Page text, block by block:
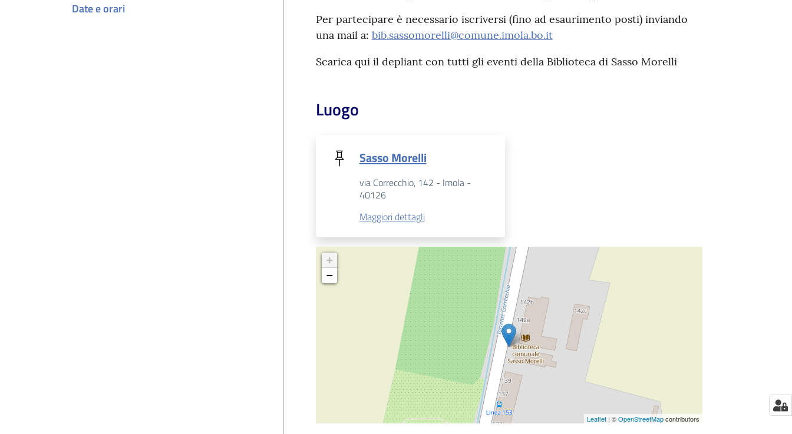
Date e orari
Per partecipare è necessario iscriversi (fino ad esaurimento posti) inviando
una mail a: bib.sassomorelli@comune.imola.bo.it
Scarica qui il depliant con tutti gli eventi della Biblioteca di Sasso Morelli
Luogo
Sasso Morelli
via Correcchio, 142 - Imola -
40126
Maggiori dettagli
+
−
Leaflet| ©OpenStreetMapcontributors